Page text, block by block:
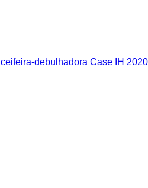
ceifeira-debulhadora Case IH 2020